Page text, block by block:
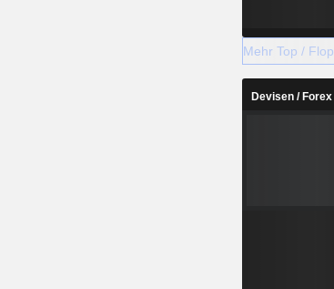
Mehr Top / Flop
Devisen / Forex